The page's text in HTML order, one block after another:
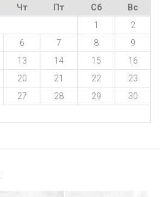
Чт Пт Сб
Вс
1
2
6 7 8
9
13 14 15
16
20 21 22
23
27 28 29
30